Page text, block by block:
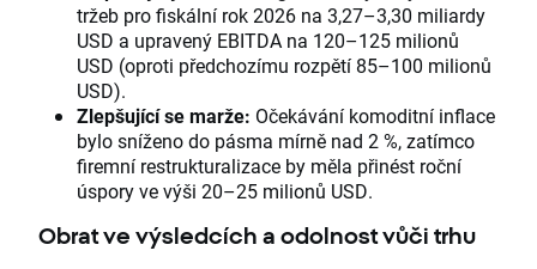
tržeb pro fiskální rok 2026 na 3,27–3,30 miliardy
USD a upravený EBITDA na 120–125 milionů
USD (oproti předchozímu rozpětí 85–100 milionů
USD).
Zlepšující se marže: Očekávání komoditní inflace
bylo sníženo do pásma mírně nad 2 %, zatímco
firemní restrukturalizace by měla přinést roční
úspory ve výši 20–25 milionů USD.
Obrat ve výsledcích a odolnost vůči trhu